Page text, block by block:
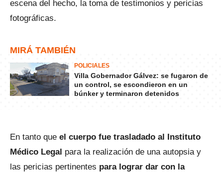
escena del hecho, la toma de testimonios y pericias
fotográficas.
MIRÁ TAMBIÉN
POLICIALES
Villa Gobernador Gálvez: se fugaron de
un control, se escondieron en un
búnker y terminaron detenidos
En tanto que el cuerpo fue trasladado al Instituto
Médico Legal para la realización de una autopsia y
las pericias pertinentes para lograr dar con la